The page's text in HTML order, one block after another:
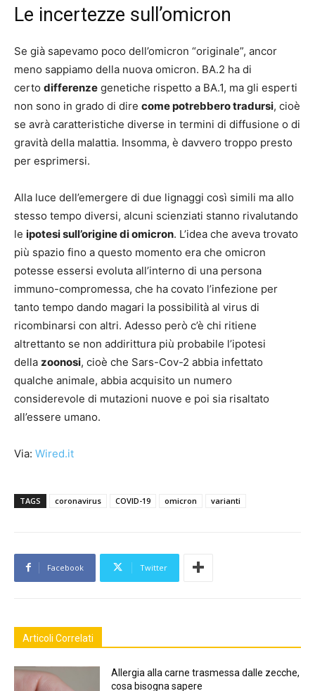
Le incertezze sull’omicron
Se già sapevamo poco dell’omicron “originale”, ancor
meno sappiamo della nuova omicron. BA.2 ha di
certo differenze genetiche rispetto a BA.1, ma gli esperti
non sono in grado di dire come potrebbero tradursi, cioè
se avrà caratteristiche diverse in termini di diffusione o di
gravità della malattia. Insomma, è davvero troppo presto
per esprimersi.
Alla luce dell’emergere di due lignaggi così simili ma allo
stesso tempo diversi, alcuni scienziati stanno rivalutando
le ipotesi sull’origine di omicron. L’idea che aveva trovato
più spazio fino a questo momento era che omicron
potesse essersi evoluta all’interno di una persona
immuno-compromessa, che ha covato l’infezione per
tanto tempo dando magari la possibilità al virus di
ricombinarsi con altri. Adesso però c’è chi ritiene
altrettanto se non addirittura più probabile l’ipotesi
della zoonosi, cioè che Sars-Cov-2 abbia infettato
qualche animale, abbia acquisito un numero
considerevole di mutazioni nuove e poi sia risaltato
all’essere umano.
Via: Wired.it
TAGS coronavirus COVID-19 omicron varianti
Facebook Twitter
Articoli Correlati
Allergia alla carne trasmessa dalle zecche,
cosa bisogna sapere